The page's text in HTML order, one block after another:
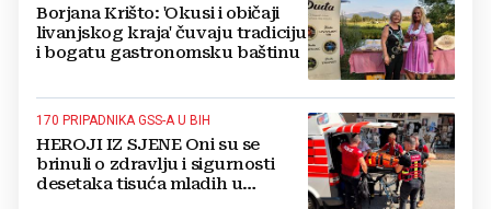
Borjana Krišto: 'Okusi i običaji
livanjskog kraja' čuvaju tradiciju
i bogatu gastronomsku baštinu
170 PRIPADNIKA GSS-A U BIH
HEROJI IZ SJENE Oni su se
brinuli o zdravlju i sigurnosti
desetaka tisuća mladih u